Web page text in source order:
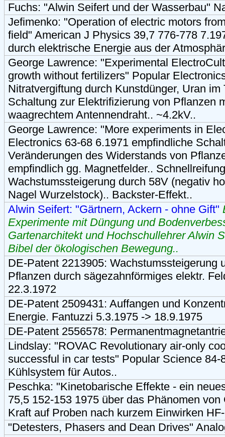
Fuchs: "Alwin Seifert und der Wasserbau"
Jefimenko: "Operation of electric motors
field" American J Physics 39,7 776-778
durch elektrische Energie aus der
George Lawrence: "Experimental
growth without fertilizers" Popular
Nitratvergiftung durch Kunstdünger, Uran
Schaltung zur Elektrifizierung von Pflanzen
waagrechtem Antennendraht.. ~4.2kV..
George Lawrence: "More experiments in
Electronics 63-68 6.1971 empfindliche
Veränderungen des Widerstands von
empfindlich gg. Magnetfelder..
Wachstumssteigerung durch 58V (negativ
Nagel Wurzelstock).. Backster-Effekt..
Alwin Seifert: "Gärtnern, Ackern - ohne Gift"
Experimente mit Düngung und
Gartenarchitekt und Hochschullehrer Alwin
Bibel der ökologischen Bewegung..
DE-Patent 2213905: Wachstumssteigerung
Pflanzen durch sägezahnförmiges elektr.
22.3.1972
DE-Patent 2509431: Auffangen und
Energie. Fantuzzi 5.3.1975 -> 18.9.1975
DE-Patent 2556578:
Lindslay: "ROVAC Revolutionary air-only
successful in car tests" Popular Science
Kühlsystem für Autos..
Peschka: "Kinetobarische Effekte - ein
75,5 152-153 1975 über das Phänomen
Kraft auf Proben nach kurzem Einwirken
"Detesters, Phasers and Dean Drives"